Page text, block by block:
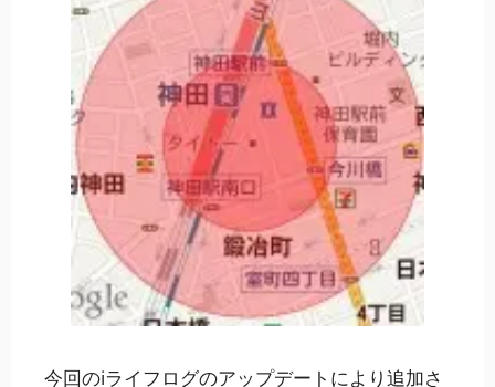
今回のiライフログのアップデートにより追加さ